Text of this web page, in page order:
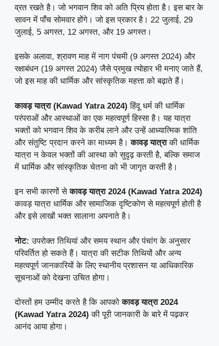
व्रत रखते है। जो भगवान​ शिव को अति प्रिय होता है। इस बार के
सावन में पाँच सोमवार होंगे। जो इस प्रकार है। 22 जुलाई, 29
जुलाई, 5 अगस्त, 12 अगस्त, और 19 अगस्त।
इसके अलावा, श्रावण माह में नाग पंचमी (9 अगस्त 2024) और
रक्षाबंधन (19 अगस्त 2024) जैसे प्रमुख त्योहार भी मनाए जाते हैं,
जो इस माह की धार्मिक और सांस्कृतिक महत्ता को बढ़ाते हैं।
कावड़ यात्रा (Kawad Yatra 2024) हिंदू धर्म की धार्मिक
परंपराओं और आस्थाओं का एक महत्वपूर्ण हिस्सा है। यह यात्रा
भक्तों को भगवान शिव के करीब लाने और उन्हें आध्यात्मिक शांति
और संतुष्टि प्रदान करने का माध्यम है।कावड़ यात्राकी धार्मिक
यात्रा न केवल भक्तों की आस्था को सुदृढ़ करती है, बल्कि समाज
में धार्मिक और सांस्कृतिक चेतना को भी जागृत करती है।
इन सभी कारणों सेकावड़ यात्रा 2024 (Kawad Yatra 2024)
कावड़ यात्रा धार्मिक और सामाजिक दृष्टिकोण से महत्वपूर्ण होती है
और इसे लाखों भक्त सालाना अपनाते है।
नोट: उपरोक्त तिथियां और समय स्थान और पंचांग के अनुसार
परिवर्तित हो सकते हैं। यात्रा की सटीक तिथियों और अन्य
महत्वपूर्ण जानकारियों के लिए स्थानीय प्रशासन या आधिकारिक
सूचनाओं को देखना उचित होगा।
दोस्तों हम उम्मीद करते है कि आपकोकावड़ यात्रा 2024
(Kawad Yatra 2024)की पूरी जानकारी के बारे में पढ़कर
आनंद आया होगा।